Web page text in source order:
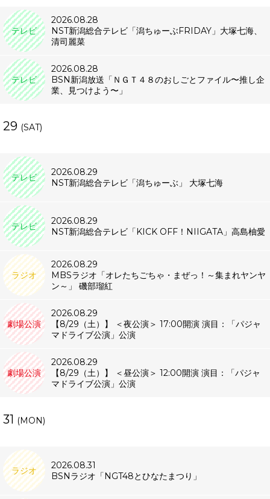
テレビ
2026.08.28
NST新潟総合テレビ「潟ちゅーぶFRIDAY」大塚七海、
清司麗菜
テレビ
2026.08.28
BSN新潟放送「ＮＧＴ４８のおしごとファイル〜推し企
業、見つけよう〜」
29 (SAT)
テレビ
2026.08.29
NST新潟総合テレビ「潟ちゅーぶ」 大塚七海
テレビ
2026.08.29
NST新潟総合テレビ「KICK OFF！NIIGATA」高島柚愛
ラジオ
2026.08.29
MBSラジオ「オレたちごちゃ・まぜっ！～集まれヤンヤ
ン～」 磯部瑠紅
劇場公演
2026.08.29
【8/29（土）】 ＜夜公演＞ 17:00開演 演目：「パジャ
マドライブ公演」公演
劇場公演
2026.08.29
【8/29（土）】 ＜昼公演＞ 12:00開演 演目：「パジャ
マドライブ公演」公演
31 (MON)
ラジオ
2026.08.31
BSNラジオ「NGT48とひなたまつり」